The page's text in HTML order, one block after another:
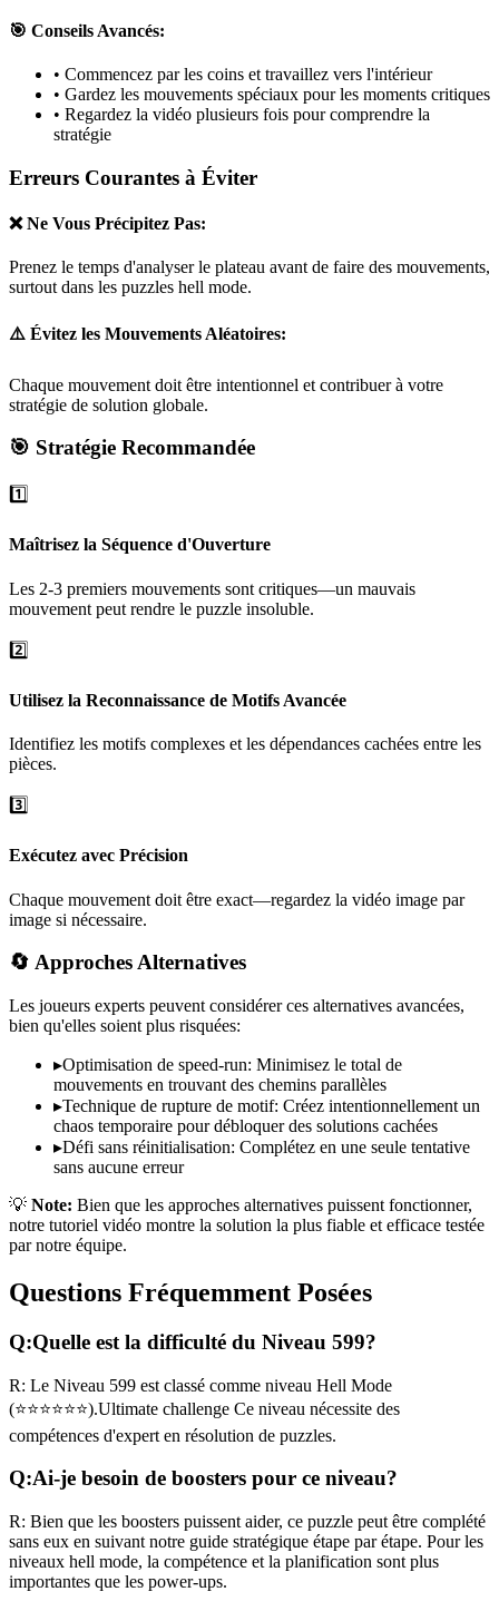
🎯 Conseils Avancés:
• Commencez par les coins et travaillez vers l'intérieur
• Gardez les mouvements spéciaux pour les moments critiques
• Regardez la vidéo plusieurs fois pour comprendre la
stratégie
Erreurs Courantes à Éviter
❌ Ne Vous Précipitez Pas:
Prenez le temps d'analyser le plateau avant de faire des mouvements,
surtout dans les puzzles hell mode.
⚠️ Évitez les Mouvements Aléatoires:
Chaque mouvement doit être intentionnel et contribuer à votre
stratégie de solution globale.
🎯 Stratégie Recommandée
1️⃣
Maîtrisez la Séquence d'Ouverture
Les 2-3 premiers mouvements sont critiques—un mauvais
mouvement peut rendre le puzzle insoluble.
2️⃣
Utilisez la Reconnaissance de Motifs Avancée
Identifiez les motifs complexes et les dépendances cachées entre les
pièces.
3️⃣
Exécutez avec Précision
Chaque mouvement doit être exact—regardez la vidéo image par
image si nécessaire.
🔄 Approches Alternatives
Les joueurs experts peuvent considérer ces alternatives avancées,
bien qu'elles soient plus risquées:
▸Optimisation de speed-run: Minimisez le total de
mouvements en trouvant des chemins parallèles
▸Technique de rupture de motif: Créez intentionnellement un
chaos temporaire pour débloquer des solutions cachées
▸Défi sans réinitialisation: Complétez en une seule tentative
sans aucune erreur
💡 Note: Bien que les approches alternatives puissent fonctionner,
notre tutoriel vidéo montre la solution la plus fiable et efficace testée
par notre équipe.
Questions Fréquemment Posées
Q:Quelle est la difficulté du Niveau 599?
R: Le Niveau 599 est classé comme niveau Hell Mode
(⭐⭐⭐⭐⭐⭐).Ultimate challenge Ce niveau nécessite des
compétences d'expert en résolution de puzzles.
Q:Ai-je besoin de boosters pour ce niveau?
R: Bien que les boosters puissent aider, ce puzzle peut être complété
sans eux en suivant notre guide stratégique étape par étape. Pour les
niveaux hell mode, la compétence et la planification sont plus
importantes que les power-ups.